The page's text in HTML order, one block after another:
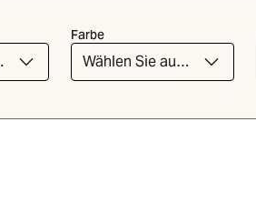
Farbe
Wählen Sie aus
der Liste